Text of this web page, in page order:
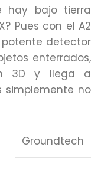
hay bajo tierra
Pues con el A2
potente detector
enterrados,
3D y llega a
simplemente no
Groundtech